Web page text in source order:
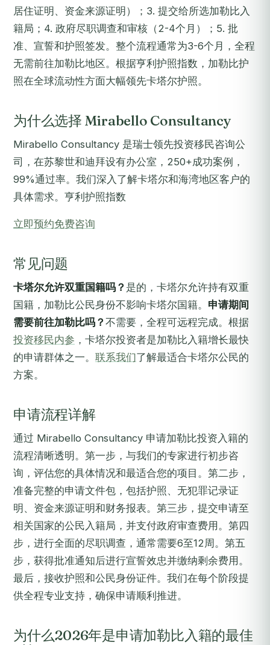
居住证明、资金来源证明）；3. 提交给所选加勒比入
籍局；4. 政府尽职调查和审核（2-4个月）；5. 批
准、宣誓和护照签发。整个流程通常为3-6个月，全程
无需前往加勒比地区。根据亨利护照指数，加勒比护
照在全球流动性方面大幅领先卡塔尔护照。
为什么选择 Mirabello Consultancy
Mirabello Consultancy 是瑞士领先投资移民咨询公
司，在苏黎世和迪拜设有办公室，250+成功案例，
99%通过率。我们深入了解卡塔尔和海湾地区客户的
具体需求。亨利护照指数
立即预约免费咨询
常见问题
卡塔尔允许双重国籍吗？ 是的，卡塔尔允许持有双重
国籍，加勒比公民身份不影响卡塔尔国籍。 申请期间
需要前往加勒比吗？ 不需要，全程可远程完成。根据
投资移民内参 ，卡塔尔投资者是加勒比入籍增长最快
的申请群体之一。 联系我们了解最适合卡塔尔公民的
方案。
申请流程详解
通过 Mirabello Consultancy 申请加勒比投资入籍的
流程清晰透明。第一步，与我们的专家进行初步咨
询，评估您的具体情况和最适合您的项目。第二步，
准备完整的申请文件包，包括护照、无犯罪记录证
明、资金来源证明和财务报表。第三步，提交申请至
相关国家的公民入籍局，并支付政府审查费用。第四
步，进行全面的尽职调查，通常需要6至12周。第五
步，获得批准通知后进行宣誓效忠并缴纳剩余费用。
最后，接收护照和公民身份证件。我们在每个阶段提
供全程专业支持，确保申请顺利推进。
为什么2026年是申请加勒比入籍的最佳